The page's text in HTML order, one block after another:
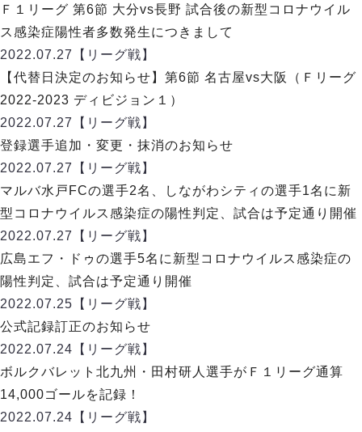
メットライフ生命Ｆリーグカップ 2026
試合日程・結果
大会概要
アリーナ情報
チケット情報
過去の記録
リガーレヴィア葛飾
Y．S．C．C．横浜
ヴィンセドール白山
アグレミーナ浜松
デウソン神戸
ポルセイド浜田
ミラクルスマイル新居浜
記念ゴール
ハットトリック
担当審判員
選手の通算記録（Ｆ１）
エスポラーダ北海道
バルドラール浦安
フウガドールすみだ
しながわシティ
立川アスレティックFC
ペスカドーラ町田
湘南ベルマーレ
ボアルース長野
名古屋オーシャンズ
シュライカー大阪
ボルクバレット北九州
バサジィ大分
選手の通算記録（Ｆ２）
DIVISION02
FOLLOW US!
Ｆ１リーグ 第6節 大分vs長野 試合後の新型コロナウイル
ス感染症陽性者多数発生につきまして
2022.07.27
【リーグ戦】
【代替日決定のお知らせ】第6節 名古屋vs大阪（Ｆリーグ
2022-2023 ディビジョン１）
2022.07.27
【リーグ戦】
登録選手追加・変更・抹消のお知らせ
2022.07.27
【リーグ戦】
マルバ水戸FCの選手2名、しながわシティの選手1名に新
型コロナウイルス感染症の陽性判定、試合は予定通り開催
2022.07.27
【リーグ戦】
広島エフ・ドゥの選手5名に新型コロナウイルス感染症の
陽性判定、試合は予定通り開催
2022.07.25 【リーグ戦】
公式記録訂正のお知らせ
2022.07.24 【リーグ戦】
ボルクバレット北九州・田村研人選手がＦ１リーグ通算
14,000ゴールを記録！
2022.07.24 【リーグ戦】